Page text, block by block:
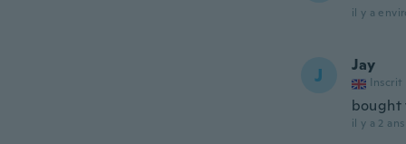
il y a
J Jay
Inscrit
bought
il y a 2 ans